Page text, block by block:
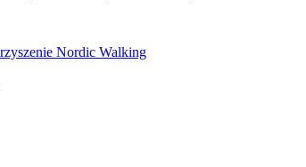
Nordic Walking